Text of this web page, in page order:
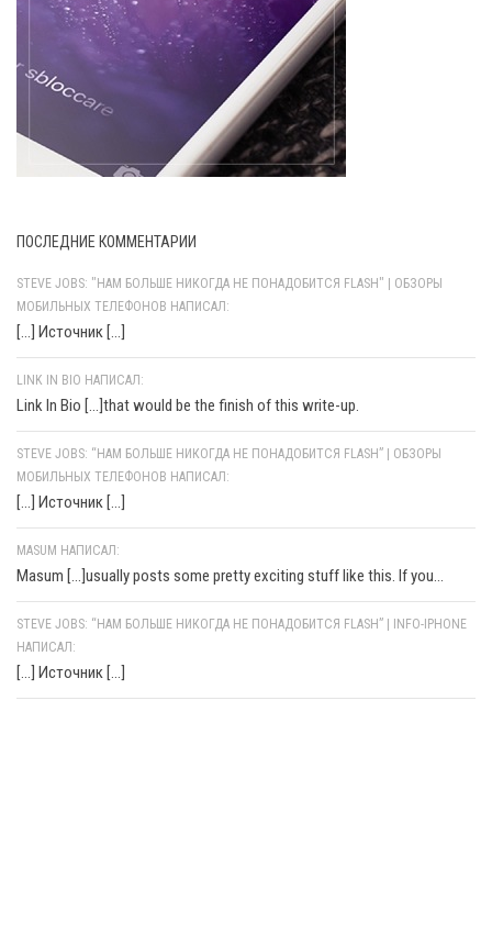
ПОСЛЕДНИЕ КОММЕНТАРИИ
STEVE JOBS: "НАМ БОЛЬШЕ НИКОГДА НЕ ПОНАДОБИТСЯ FLASH" | ОБЗОРЫ
МОБИЛЬНЫХ ТЕЛЕФОНОВ НАПИСАЛ:
[…] Источник […]
LINK IN BIO НАПИСАЛ:
Link In Bio [...]that would be the finish of this write-up.
STEVE JOBS: “НАМ БОЛЬШЕ НИКОГДА НЕ ПОНАДОБИТСЯ FLASH” | ОБЗОРЫ
МОБИЛЬНЫХ ТЕЛЕФОНОВ НАПИСАЛ:
[…] Источник […]
MASUM НАПИСАЛ:
Masum [...]usually posts some pretty exciting stuff like this. If you...
STEVE JOBS: “НАМ БОЛЬШЕ НИКОГДА НЕ ПОНАДОБИТСЯ FLASH” | INFO-IPHONE
НАПИСАЛ:
[…] Источник […]